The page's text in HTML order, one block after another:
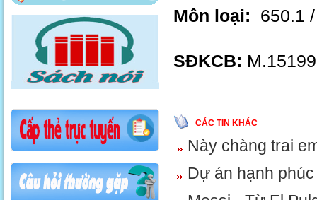
Môn loại: 650.1
SĐKCB:
CÁC TIN KHÁC
Này chàng trai
Dự án hạnh